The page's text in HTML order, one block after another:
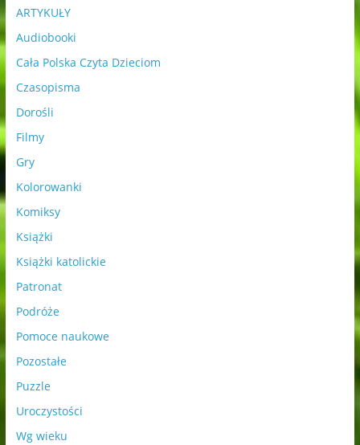
ARTYKUŁY
Audiobooki
Cała Polska Czyta Dzieciom
Czasopisma
Dorośli
Filmy
Gry
Kolorowanki
Komiksy
Książki
Książki katolickie
Patronat
Podróże
Pomoce naukowe
Pozostałe
Puzzle
Uroczystości
Wg wieku